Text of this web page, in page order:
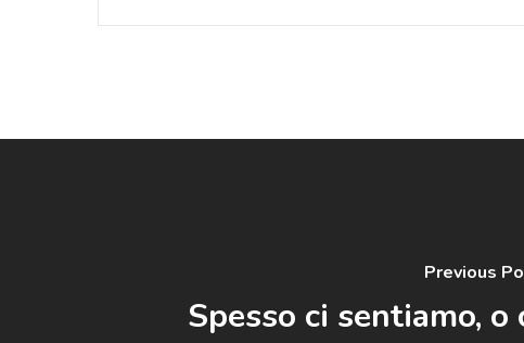
Previous
Spesso ci sentiamo, o